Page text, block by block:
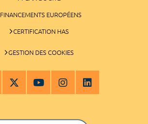
FINANCEMENTS EUROPÉENS
CERTIFICATION HAS
GESTION DES COOKIES